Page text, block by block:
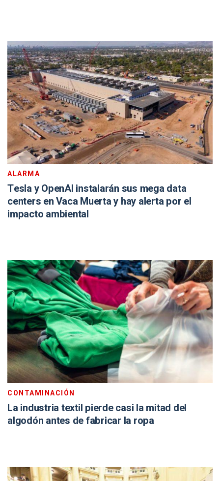
ALARMA
Tesla y OpenAI instalarán sus mega data
centers en Vaca Muerta y hay alerta por el
impacto ambiental
CONTAMINACIÓN
La industria textil pierde casi la mitad del
algodón antes de fabricar la ropa